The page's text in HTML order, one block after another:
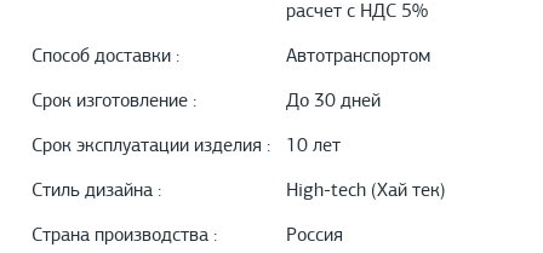
расчет с НДС 5%
Способ доставки : Автотранспортом
Срок изготовление : До 30 дней
Срок эксплуатации изделия : 10 лет
Стиль дизайна : High-tech (Хай тек)
Страна производства : Россия